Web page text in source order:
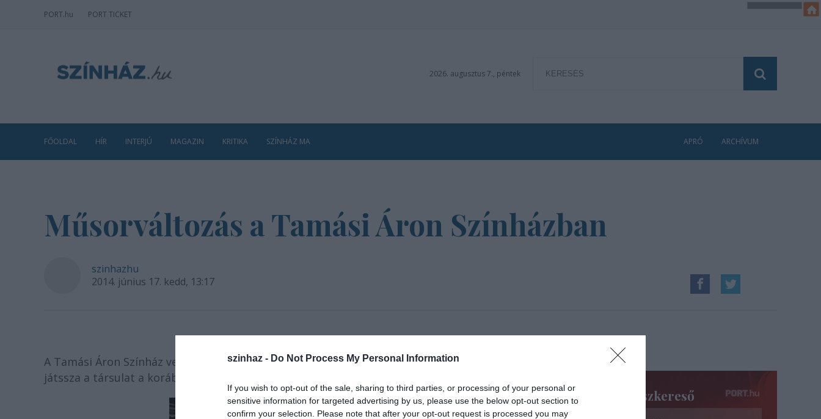
szinhaz - Do Not Process My Personal Information
If you wish to opt-out of the sale, sharing to third parties, or processing of your personal or
sensitive information for targeted advertising by us, please use the below opt-out section to
confirm your selection. Please note that after your opt-out request is processed you may
PORT.hu PORT TICKET
2026. augusztus 7., péntek
FŐOLDAL HÍR INTERJÚ MAGAZIN KRITIKA SZÍNHÁZ MA APRÓ ARCHÍVUM
Műsorváltozás a Tamási Áron Színházban
szinhazhu
2014. június 17. kedd, 13:17
A Tamási Áron Színház vezetősége felhívja a nézők figyelmét, hogy objektív okok miatt június 23-án
játssza a társulat a korábban 20-ára tervezett Tesztoszteron című előadást.
Színészkereső